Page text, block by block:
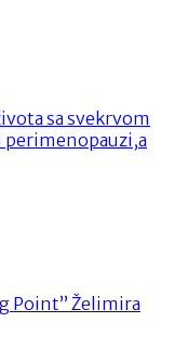
sa svekrvom
perimenopauzi,a
Point” Želimira